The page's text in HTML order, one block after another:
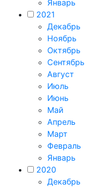
Январь
2021
Декабрь
Ноябрь
Октябрь
Сентябрь
Август
Июль
Июнь
Май
Апрель
Март
Февраль
Январь
2020
Декабрь